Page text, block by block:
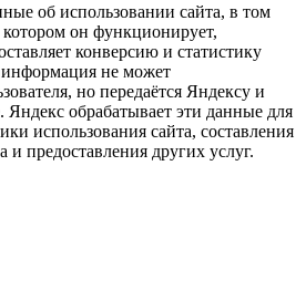
об использовании сайта, в том
котором он функционирует,
конверсию и статистику
не может
но передаётся Яндексу и
Яндекс обрабатывает эти данные для
использования сайта, составления
и предоставления других услуг.